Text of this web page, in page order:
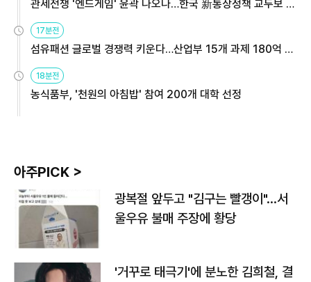
관세전쟁 '엔드게임' 윤곽 나오나…한국 新통상정책 교두보 활
용해야
17분전
섬유패션 글로벌 경쟁력 키운다…산업부 15개 과제 180억 지
원
18분전
농식품부, '천원의 아침밥' 참여 200개 대학 선정
아주PICK >
광복절 앞두고 "김구는 빨갱이"…서
울우유 불매 주장에 황당
'거꾸로 태극기'에 분노한 김희철, 결